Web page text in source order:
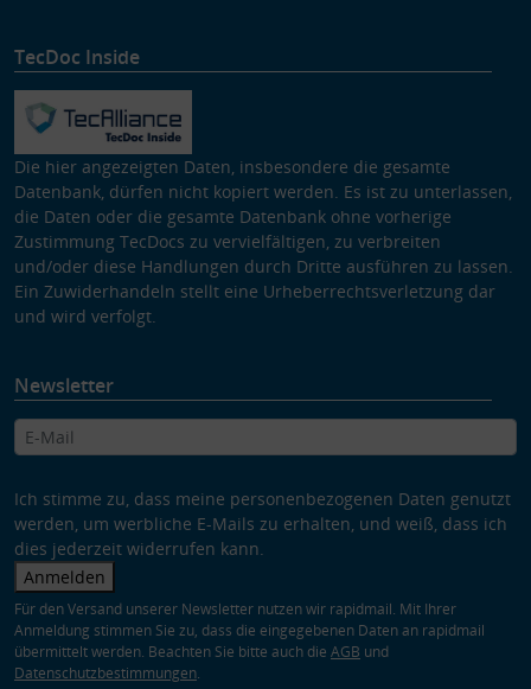
TecDoc Inside
Die hier angezeigten Daten, insbesondere die gesamte
Datenbank, dürfen nicht kopiert werden. Es ist zu unterlassen,
die Daten oder die gesamte Datenbank ohne vorherige
Zustimmung TecDocs zu vervielfältigen, zu verbreiten
und/oder diese Handlungen durch Dritte ausführen zu lassen.
Ein Zuwiderhandeln stellt eine Urheberrechtsverletzung dar
und wird verfolgt.
Newsletter
Ich stimme zu, dass meine personenbezogenen Daten genutzt
werden, um werbliche E-Mails zu erhalten, und weiß, dass ich
dies jederzeit widerrufen kann.
Anmelden
Für den Versand unserer Newsletter nutzen wir rapidmail. Mit Ihrer
Anmeldung stimmen Sie zu, dass die eingegebenen Daten an rapidmail
übermittelt werden. Beachten Sie bitte auch die AGB und
Datenschutzbestimmungen.